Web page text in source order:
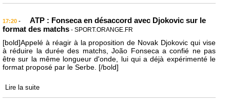
17:20 -
ATP : Fonseca en désaccord avec Djokovic sur le
format des matchs - SPORT.ORANGE.FR
[bold]Appelé à réagir à la proposition de Novak Djokovic qui vise
à réduire la durée des matchs, João Fonseca a confié ne pas
être sur la même longueur d'onde, lui qui a déjà expérimenté le
format proposé par le Serbe. [/bold]
Lire la suite